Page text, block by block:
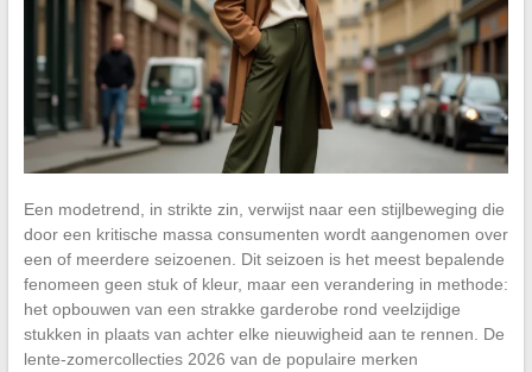
Een modetrend, in strikte zin, verwijst naar een stijlbeweging die
door een kritische massa consumenten wordt aangenomen over
een of meerdere seizoenen. Dit seizoen is het meest bepalende
fenomeen geen stuk of kleur, maar een verandering in methode:
het opbouwen van een strakke garderobe rond veelzijdige
stukken in plaats van achter elke nieuwigheid aan te rennen. De
lente-zomercollecties 2026 van de populaire merken